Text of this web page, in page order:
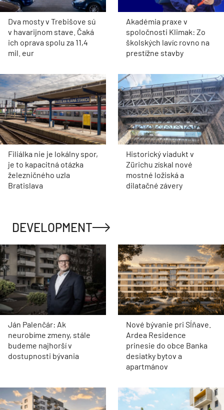
Dva mosty v Trebišove sú
v havarijnom stave. Čaká
ich oprava spolu za 11,4
mil. eur
Akadémia praxe v
spoločnosti Klimak: Zo
školských lavíc rovno na
prestížne stavby
Filiálka nie je lokálny spor,
je to kapacitná otázka
železničného uzla
Bratislava
Historický viadukt v
Zürichu získal nové
mostné ložiská a
dilatačné závery
DEVELOPMENT
Ján Palenčár: Ak
neurobíme zmeny, stále
budeme najhorší v
dostupnosti bývania
Nové bývanie pri Sĺňave.
Ardea Residence
prinesie do obce Banka
desiatky bytov a
apartmánov